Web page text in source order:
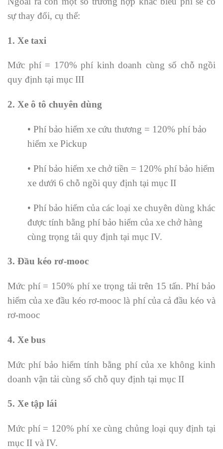
sự thay đổi, cụ thể:
1. Xe taxi
Mức phí = 170% phí kinh doanh cùng số chỗ ngồi
quy định tại mục III
2. Xe ô tô chuyên dùng
• Phí bảo hiểm xe cứu thương = 120% phí bảo
hiểm xe Pickup
• Phí bảo hiểm xe chở tiền = 120% phí bảo hiểm
xe dưới 6 chỗ ngồi quy định tại mục II
• Phí bảo hiểm của các loại xe chuyên dùng khác
được tính bằng phí bảo hiểm của xe chở hàng
cùng trọng tải quy định tại mục IV.
3. Đầu kéo rơ-mooc
Mức phí = 150% phí xe trọng tải trên 15 tấn. Phí bảo
hiểm của xe đầu kéo rơ-mooc là phí của cả đầu kéo và
rơ-mooc
4. Xe bus
Mức phí bảo hiểm tính bằng phí của xe không kinh
doanh vận tải cùng số chỗ quy định tại mục II
5. Xe tập lái
Mức phí = 120% phí xe cùng chủng loại quy định tại
mục II và IV.